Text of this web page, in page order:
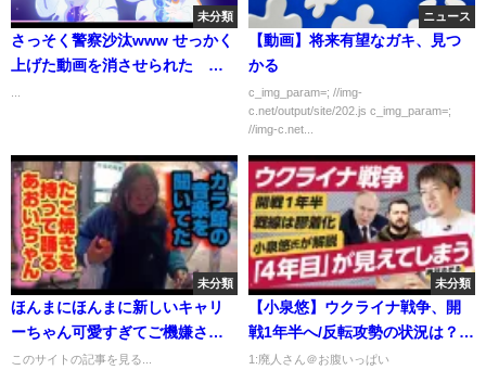
未分類
さっそく警察沙汰www せっかく
上げた動画を消させられた 消
ニュース
【動画】将来有望なガキ、見つ
かる
c_img_param=; //img-
c.net/output/site/202.js c_img_param=;
//img-c.net...
未分類
ほんまにほんまに新しいキャリ
ーちゃん可愛すぎてご機嫌さ
ん。 ...
このサイトの記事を見る...
未分類
【小泉悠】ウクライナ戦争、開
戦1年半へ/反転攻勢の状況は？/
戦争が終わる未来とは？（ロシ
1:廃人さん＠お腹いっぱい